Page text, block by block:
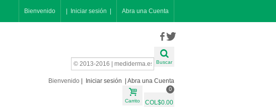
Bienvenido | Iniciar sesión | Abra una Cuenta
Buscar
Bienvenido | Iniciar sesión | Abra una Cuenta
Carrito
0
COL$0.00